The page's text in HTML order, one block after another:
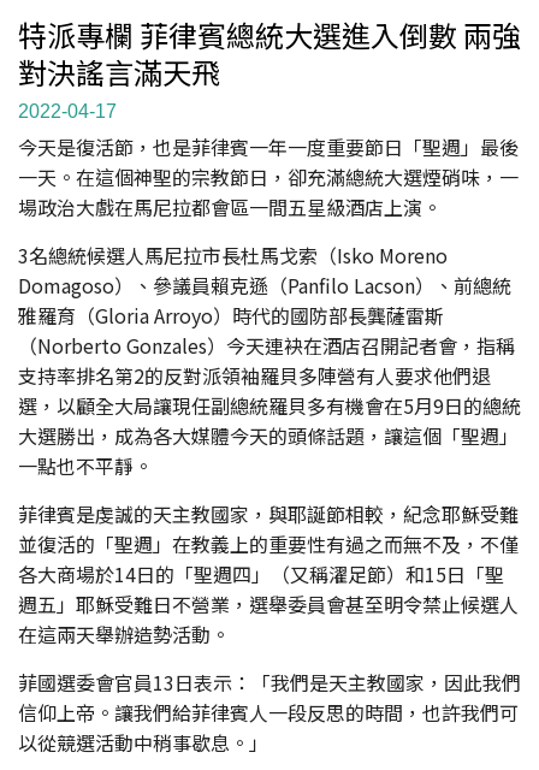
特派專欄 菲律賓總統大選進入倒數 兩強
對決謠言滿天飛
2022-04-17
今天是復活節，也是菲律賓一年一度重要節日「聖週」最後
一天。在這個神聖的宗教節日，卻充滿總統大選煙硝味，一
場政治大戲在馬尼拉都會區一間五星級酒店上演。
3名總統候選人馬尼拉市長杜馬戈索（Isko Moreno
Domagoso）、參議員賴克遜（Panfilo Lacson）、前總統
雅羅育（Gloria Arroyo）時代的國防部長龔薩雷斯
（Norberto Gonzales）今天連袂在酒店召開記者會，指稱
支持率排名第2的反對派領袖羅貝多陣營有人要求他們退
選，以顧全大局讓現任副總統羅貝多有機會在5月9日的總統
大選勝出，成為各大媒體今天的頭條話題，讓這個「聖週」
一點也不平靜。
菲律賓是虔誠的天主教國家，與耶誕節相較，紀念耶穌受難
並復活的「聖週」在教義上的重要性有過之而無不及，不僅
各大商場於14日的「聖週四」（又稱濯足節）和15日「聖
週五」耶穌受難日不營業，選舉委員會甚至明令禁止候選人
在這兩天舉辦造勢活動。
菲國選委會官員13日表示：「我們是天主教國家，因此我們
信仰上帝。讓我們給菲律賓人一段反思的時間，也許我們可
以從競選活動中稍事歇息。」